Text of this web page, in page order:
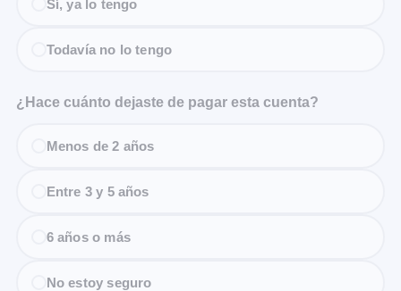
Sí, ya lo tengo
Todavía no lo tengo
¿Hace cuánto dejaste de pagar esta cuenta?
Menos de 2 años
Entre 3 y 5 años
6 años o más
No estoy seguro